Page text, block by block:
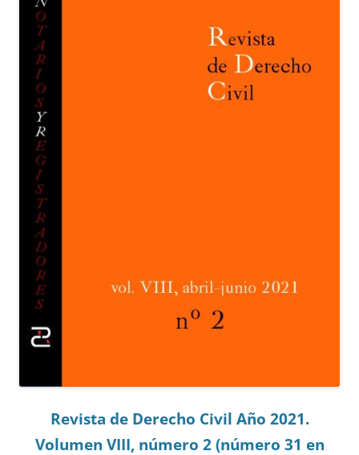
Revista de Derecho Civil Año 2021.
Volumen VIII, número 2 (número 31 en